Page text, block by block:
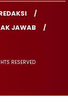
JAWAB
RESERVED